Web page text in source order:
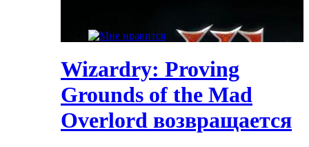
Wizardry: Proving
Grounds of the Mad
Overlord возвращается